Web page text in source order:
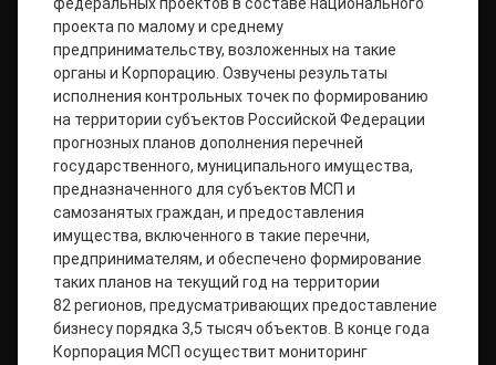
проекта по малому и среднему
предпринимательству, возложенных на такие
органы и Корпорацию. Озвучены результаты
исполнения контрольных точек по формированию
на территории субъектов Российской Федерации
прогнозных планов дополнения перечней
государственного, муниципального имущества,
предназначенного для субъектов МСП и
самозанятых граждан, и предоставления
имущества, включенного в такие перечни,
предпринимателям, и обеспечено формирование
таких планов на текущий год на территории
82 регионов, предусматривающих предоставление
бизнесу порядка 3,5 тысяч объектов. В конце года
Корпорация МСП осуществит мониторинг